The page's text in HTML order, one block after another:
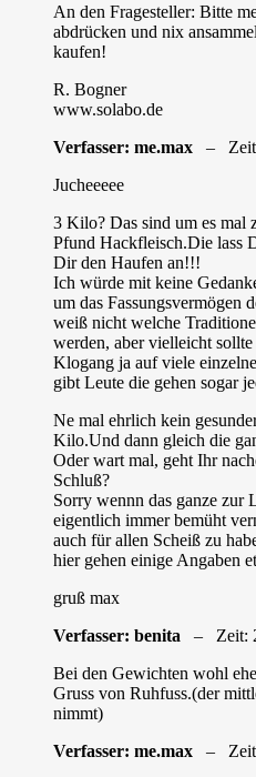
An den Fragesteller: Bitte
abdrücken und nix
kaufen!
R. Bogner
www.solabo.de
Verfasser: me.max – Zeit:
Jucheeeee
3 Kilo? Das sind um es mal
Pfund Hackfleisch.Die lass
Dir den Haufen an!!!
Ich würde mit keine
um das Fassungsvermögen
weiß nicht welche
werden, aber vielleicht
Klogang ja auf viele
gibt Leute die gehen sogar
Ne mal ehrlich kein
Kilo.Und dann gleich die
Oder wart mal, geht Ihr
Schluß?
Sorry wennn das ganze zur
eigentlich immer bemüht
auch für allen Scheiß zu
hier gehen einige Angaben
gruß max
Verfasser: benita – Zeit:
Bei den Gewichten wohl
Gruss von Ruhfuss.(der
nimmt)
Verfasser: me.max – Zeit: